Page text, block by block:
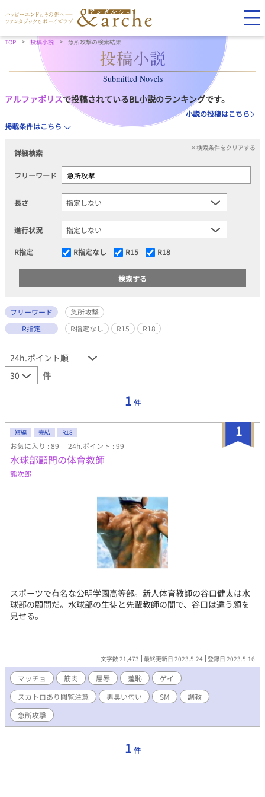
TOP 投稿小説 急所攻撃の検索結果
Submitted Novels
アルファポリスで投稿されているBL小説のランキングです。
小説の投稿はこちら
掲載条件はこちら
詳細検索
×検索条件をクリアする
フリーワード
長さ
進行状況
R指定 R指定なし R15 R18
フリーワード
急所攻撃
R指定
R指定なし R15 R18
件
1 件
1
短編 完結 R18
お気に入り : 89 24h.ポイント : 99
水球部顧問の体育教師
熊次郎
スポーツで有名な公明学園高等部。新人体育教師の谷口健太は水
球部の顧問だ。水球部の生徒と先輩教師の間で、谷口は違う顔を
見せる。
文字数 21,473 最終更新日 2023.5.24 登録日 2023.5.16
マッチョ 筋肉 屈辱 羞恥
ゲイ
スカトロあり閲覧注意
男臭い匂い SM
調教
急所攻撃
1 件